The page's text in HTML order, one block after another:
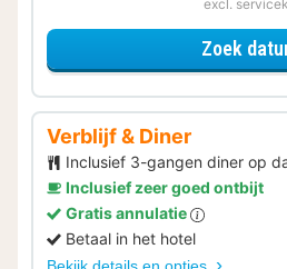
excl.
Zoek
Verblijf & Diner
Inclusief 3-gangen diner op
Inclusief zeer goed ontbijt
Gratis annulatie
Betaal in het hotel